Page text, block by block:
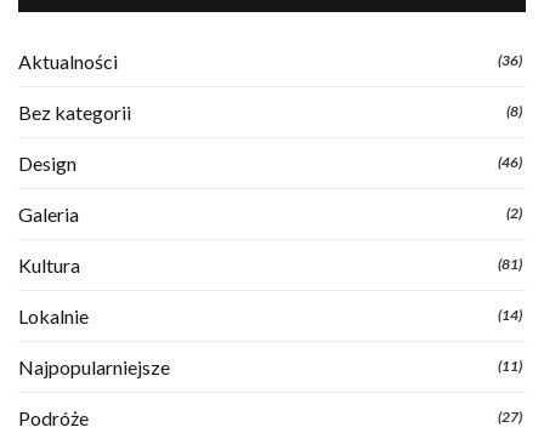
Aktualności (36)
Bez kategorii (8)
Design (46)
Galeria (2)
Kultura (81)
Lokalnie (14)
Najpopularniejsze (11)
Podróże (27)